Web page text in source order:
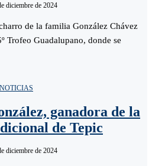
diciembre de 2024
de la familia González Chávez
Trofeo Guadalupano, donde se
NOTICIAS
ganadora de la
de Tepic
diciembre de 2024